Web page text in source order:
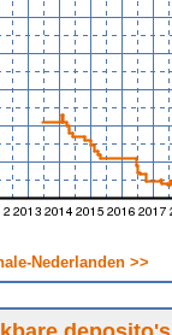
Nederlanden >>